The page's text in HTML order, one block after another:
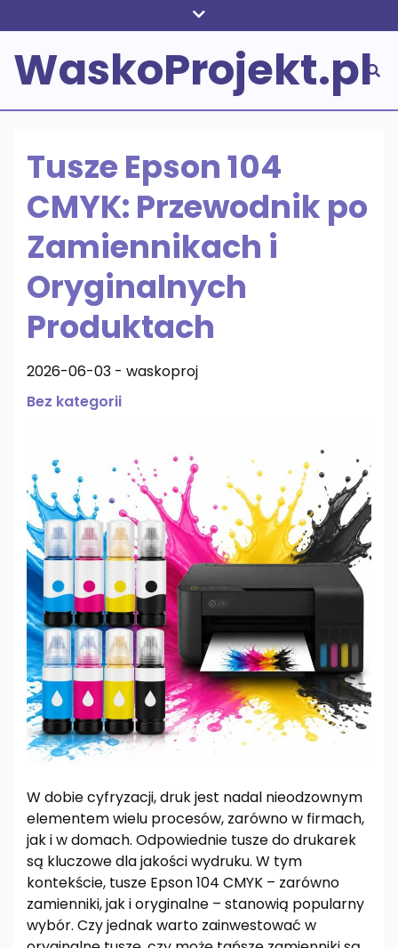
to
content
WaskoProjekt.pl
Tusze Epson 104
CMYK: Przewodnik po
Zamiennikach i
Oryginalnych
Produktach
2026-06-03 - waskoproj
Bez kategorii
W dobie cyfryzacji, druk jest nadal nieodzownym
elementem wielu procesów, zarówno w firmach,
jak i w domach. Odpowiednie tusze do drukarek
są kluczowe dla jakości wydruku. W tym
kontekście, tusze Epson 104 CMYK – zarówno
zamienniki, jak i oryginalne – stanowią popularny
wybór. Czy jednak warto zainwestować w